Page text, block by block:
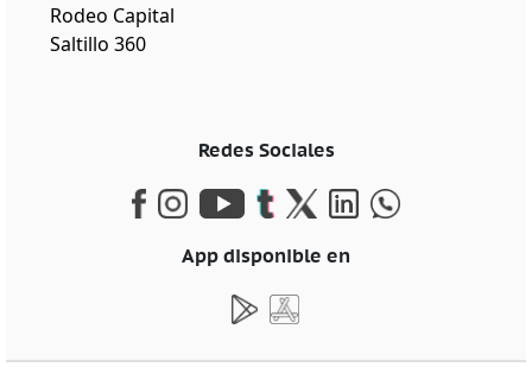
Rodeo Capital
Saltillo 360
Redes Sociales
App disponible en